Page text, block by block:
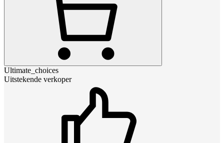
Ultimate_choices
Uitstekende verkoper